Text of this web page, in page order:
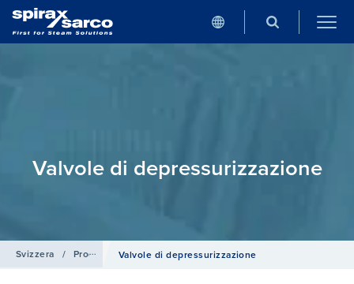
Valvole di depressurizzazione
Svizzera / Prodotti e Sistemi / Accesso​​ri​ di linea
Valvole di depressurizzazione